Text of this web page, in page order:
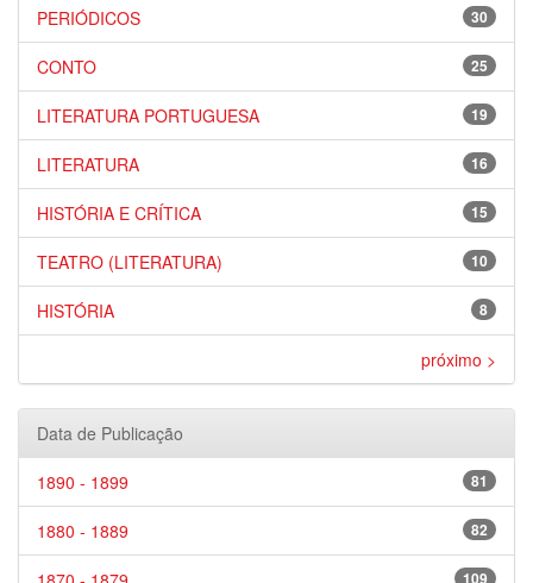
30
PERIÓDICOS
25
CONTO
19
LITERATURA PORTUGUESA
16
LITERATURA
15
HISTÓRIA E CRÍTICA
10
TEATRO (LITERATURA)
8
HISTÓRIA
próximo >
Data de Publicação
81
1890 - 1899
82
1880 - 1889
109